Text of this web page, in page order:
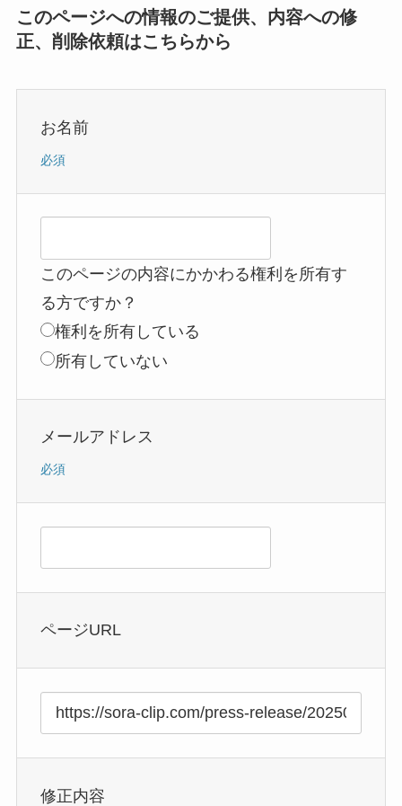
このページへの情報のご提供、内容への修
正、削除依頼はこちらから
お名前
必須
このページの内容にかかわる権利を所有す
る方ですか？
権利を所有している
所有していない
メールアドレス
必須
ページURL
修正内容